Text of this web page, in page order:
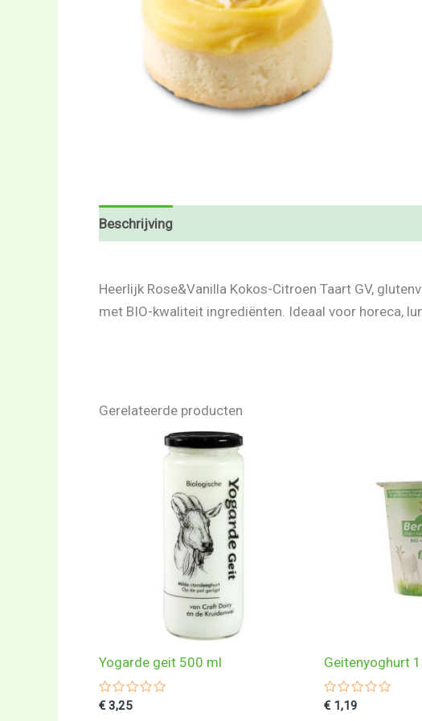
Beschrijving
Heerlijk Rose&Vanilla Kokos-Citroen Taart GV,
met BIO-kwaliteit ingrediënten. Ideaal voor horeca,
Gerelateerde producten
Yogarde geit 500 ml
Gewaardeerd
€ 3,25
Geitenyoghurt
Gewaardeerd
€1,19